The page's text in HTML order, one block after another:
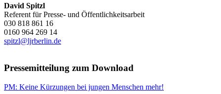
David Spitzl
Referent für Presse- und Öffentlichkeitsarbeit
030 818 861 16
0160 964 269 14
spitzl@ljrberlin.de
Pressemitteilung zum Download
PM: Keine Kürzungen bei jungen Menschen mehr!